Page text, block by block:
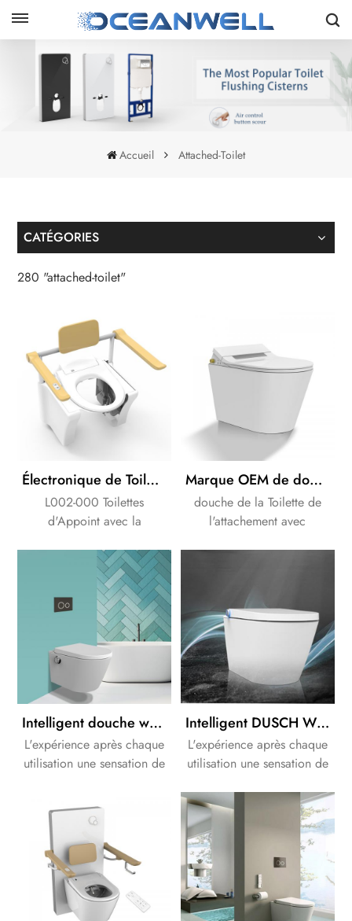
Accueil Attached-Toilet
CATÉGORIES
280 "attached-toilet"
Électronique de Toilette siège d'Appoint pour Agedcare Handicapées des soins de santé
L002-000 Toilettes
d'Appoint avec la
ascenseur pour aider Âgées
personnes Handicapées
standup facilement !
Marque OEM de douche Séparée attachement toilettes bidet électronique de la pièce jointe
douche de la Toilette de
l'attachement avec
Intelligent douche wc Bidet Siège de couleur blanc et noir style allemand
L'expérience après chaque
utilisation une sensation de
également plus efficace et
plus saine que de nettoyer
avec du papier toilette.
Intelligent DUSCH WC bidet douche siège de Toilette blanc bidet siège de toilette Design sans monture
L'expérience après chaque
utilisation une sensation de
fraîcheur.Ce processus est
également plus efficace et
plus saine que de nettoyer
avec du papier toilette.